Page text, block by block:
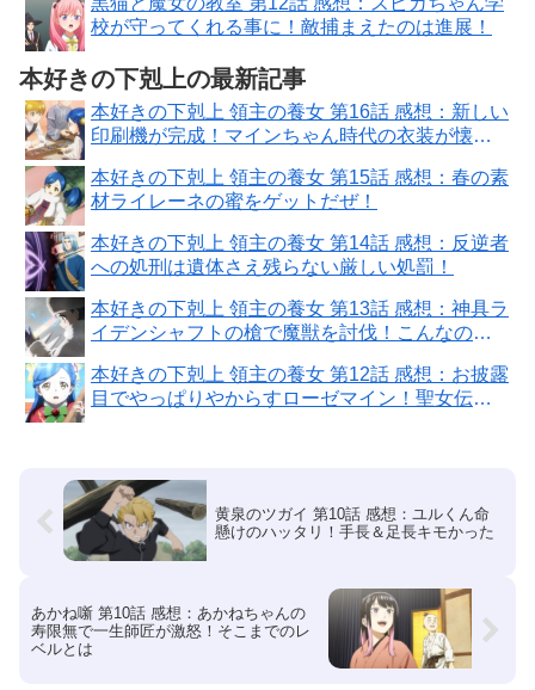
校が守ってくれる事に！敵捕まえたのは進展！
本好きの下剋上の最新記事
本好きの下剋上 領主の養女 第16話 感想：新しい
印刷機が完成！マインちゃん時代の衣装が懐か
本好きの下剋上 領主の養女 第15話 感想：春の素
材ライレーネの蜜をゲットだぜ！
本好きの下剋上 領主の養女 第14話 感想：反逆者
への処刑は遺体さえ残らない厳しい処罰！
本好きの下剋上 領主の養女 第13話 感想：神具ラ
イデンシャフトの槍で魔獣を討伐！こんなのと
本好きの下剋上 領主の養女 第12話 感想：お披露
目でやっぱりやからすローゼマイン！聖女伝説
黄泉のツガイ 第10話 感想：ユルくん命
懸けのハッタリ！手長＆足長キモかった
あかね噺 第10話 感想：あかねちゃんの
寿限無で一生師匠が激怒！そこまでのレ
ベルとは